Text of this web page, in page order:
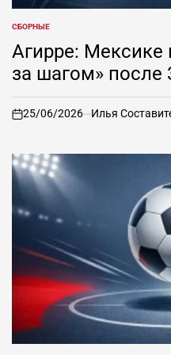
ОПУБЛИКОВАНО
СБОРНЫЕ
Агирре: Мексике
за шагом» после
on
25/06/2026 Илья